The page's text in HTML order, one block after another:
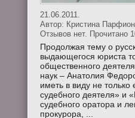
21.06.2011.
Автор: Кристина
Отзывов нет. Прочитано
Продолжая тему о
выдающегося юриста
общественного
наук – Анатолия
иметь в виду не
судебного деятеля» и
судебного оратора и
прокурора, ...